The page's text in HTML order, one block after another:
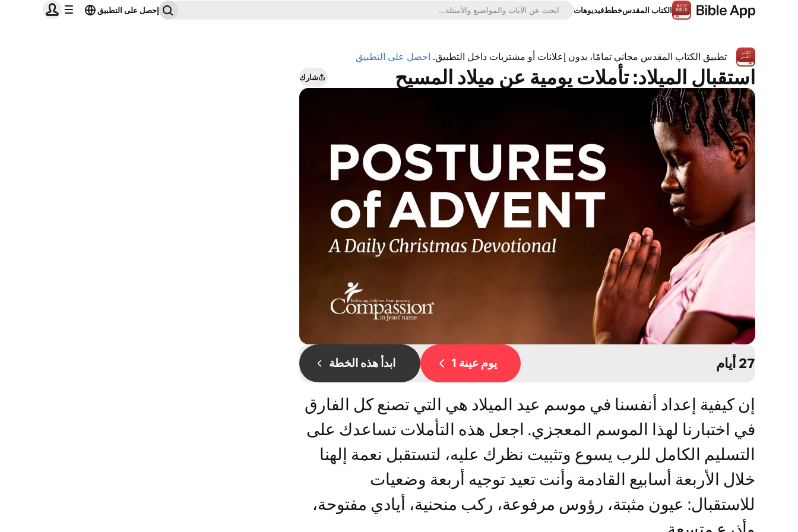
الكتاب المقدسخططفيديوهات إحصل على التطبيق
تطبيق الكتاب المقدس مجاني تمامًا، بدون إعلانات أو مشتريات داخل التطبيق. احصل على التطبيق
استقبال الميلاد: تأملات يومية عن ميلاد المسيح شارك
27 أيام يوم عينة 1 ابدأ هذه الخطة
إن كيفية إعداد أنفسنا في موسم عيد الميلاد هي التي تصنع كل الفارق
في اختبارنا لهذا الموسم المعجزي. اجعل هذه التأملات تساعدك على
التسليم الكامل للرب يسوع وتثبيت نظرك عليه، لتستقبل نعمة إلهنا
خلال الأربعة أسابيع القادمة وأنت تعيد توجيه أربعة وضعيات
للاستقبال: عيون مثبتة، رؤوس مرفوعة، ركب منحنية، أيادي مفتوحة،